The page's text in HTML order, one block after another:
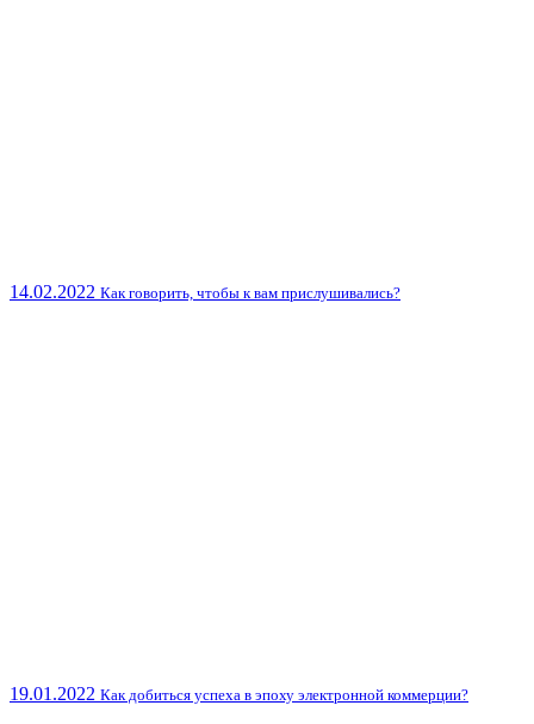
14.02.2022 Как говорить, чтобы к вам прислушивались?
19.01.2022 Как добиться успеха в эпоху электронной коммерции?